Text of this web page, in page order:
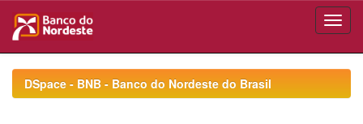
navigationDSpace - BNB - Banco do Nordeste do Brasil